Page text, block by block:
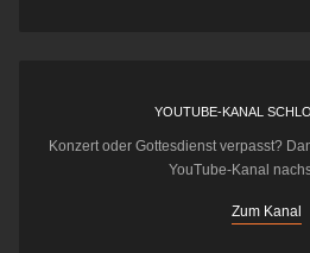
YOUTUBE-KANAL
Konzert oder Gottesdienst verpasst?
YouTube-Kanal
Zum Kanal